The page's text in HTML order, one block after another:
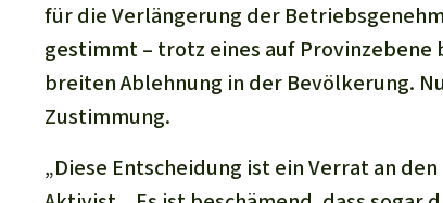
für die Verlängerung der
gestimmt – trotz eines auf
breiten Ablehnung in der Bevölkerung.
Zustimmung.
„Diese Entscheidung ist ein Verrat an